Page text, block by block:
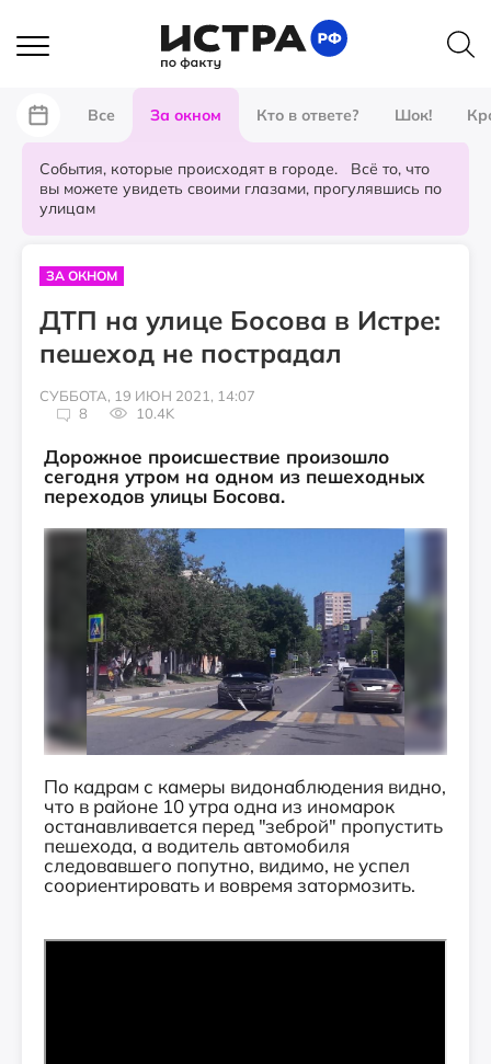
Все За окном Кто в ответе? Шок!
События, которые происходят в городе. Всё то, что
вы можете увидеть своими глазами, прогулявшись по
улицам
ЗА ОКНОМ
ДТП на улице Босова в Истре:
пешеход не пострадал
СУББОТА, 19 ИЮН 2021, 14:07
8
10.4K
Дорожное происшествие произошло
сегодня утром на одном из пешеходных
переходов улицы Босова.
По кадрам с камеры видонаблюдения видно,
что в районе 10 утра одна из иномарок
останавливается перед "зеброй" пропустить
пешехода, а водитель автомобиля
следовавшего попутно, видимо, не успел
соориентировать и вовремя затормозить.